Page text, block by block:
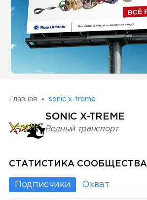
Главная sonic x-treme
SONIC X-TREME
Водный транспорт
СТАТИСТИКА СООБЩЕСТВА
Подписчики Охват